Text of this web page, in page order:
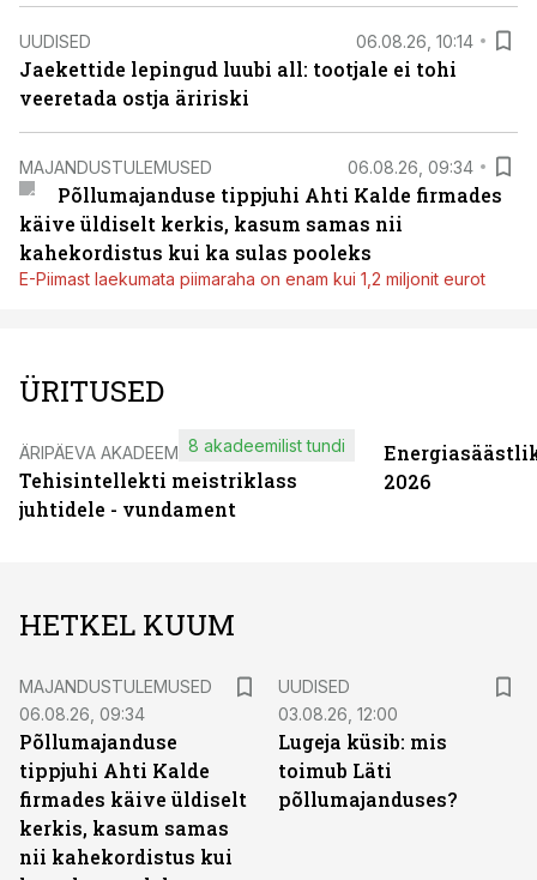
UUDISED 06.08.26, 10:14
Jaekettide lepingud luubi all: tootjale ei tohi
veeretada ostja äririski
MAJANDUSTULEMUSED 06.08.26, 09:34
Põllumajanduse tippjuhi Ahti Kalde firmades
käive üldiselt kerkis, kasum samas nii
kahekordistus kui ka sulas pooleks
E-Piimast laekumata piimaraha on enam kui 1,2 miljonit eurot
ÜRITUSED
ÄRIPÄEVA AKADEEMIA
Tehisintellekti meistriklass
juhtidele - vundament
8 akadeemilist tundi
2026
HETKEL KUUM
MAJANDUSTULEMUSED
06.08.26, 09:34
Põllumajanduse
tippjuhi Ahti Kalde
firmades käive üldiselt
kerkis, kasum samas
nii kahekordistus kui
UUDISED
03.08.26, 12:00
Lugeja küsib: mis
toimub Läti
põllumajanduses?